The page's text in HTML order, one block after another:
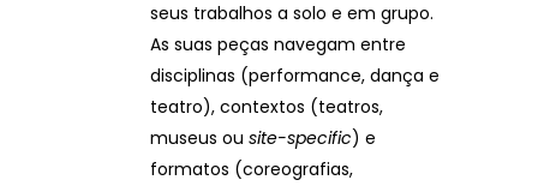
seus trabalhos a solo e em grupo.
As suas peças navegam entre
disciplinas (performance, dança e
teatro), contextos (teatros,
museus ou site-specific) e
formatos (coreografias,